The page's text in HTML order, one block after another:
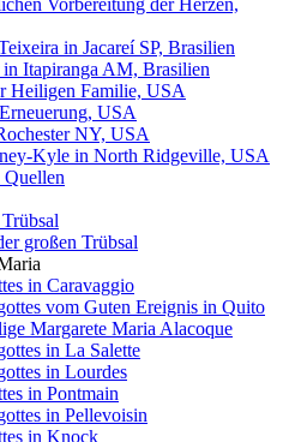
in Jacareí SP, Brasilien
Itapiranga AM, Brasilien
Heiligen Familie, USA
USA
NY, USA
Kyle in North Ridgeville, USA
Quellen
großen Trübsal
in Caravaggio
vom Guten Ereignis in Quito
Margarete Maria Alacoque
in La Salette
in Lourdes
in Pontmain
in Pellevoisin
in Knock